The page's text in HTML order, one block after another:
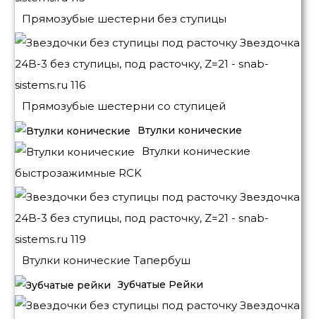
Прямозубые шестерни без ступицы
Прямозубые шестерни со ступицей
Втулки конические
Втулки конические
быстрозажимные RCK
Втулки конические Тапербуш
Зубчатые Рейки